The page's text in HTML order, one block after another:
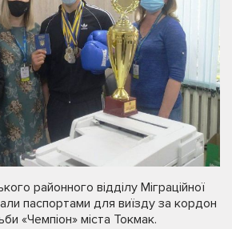
районного відділу Міграційної
паспортами для виїзду за кордон
«Чемпіон» міста Токмак.